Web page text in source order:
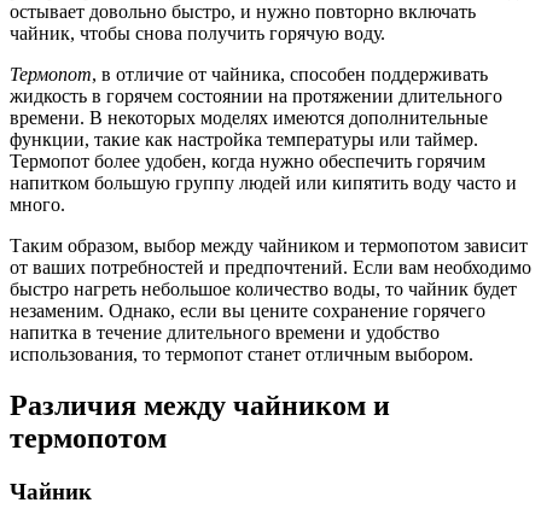
остывает довольно быстро, и нужно повторно включать
чайник, чтобы снова получить горячую воду.
Термопот, в отличие от чайника, способен поддерживать
жидкость в горячем состоянии на протяжении длительного
времени. В некоторых моделях имеются дополнительные
функции, такие как настройка температуры или таймер.
Термопот более удобен, когда нужно обеспечить горячим
напитком большую группу людей или кипятить воду часто и
много.
Таким образом, выбор между чайником и термопотом зависит
от ваших потребностей и предпочтений. Если вам необходимо
быстро нагреть небольшое количество воды, то чайник будет
незаменим. Однако, если вы цените сохранение горячего
напитка в течение длительного времени и удобство
использования, то термопот станет отличным выбором.
Различия между чайником и
термопотом
Чайник